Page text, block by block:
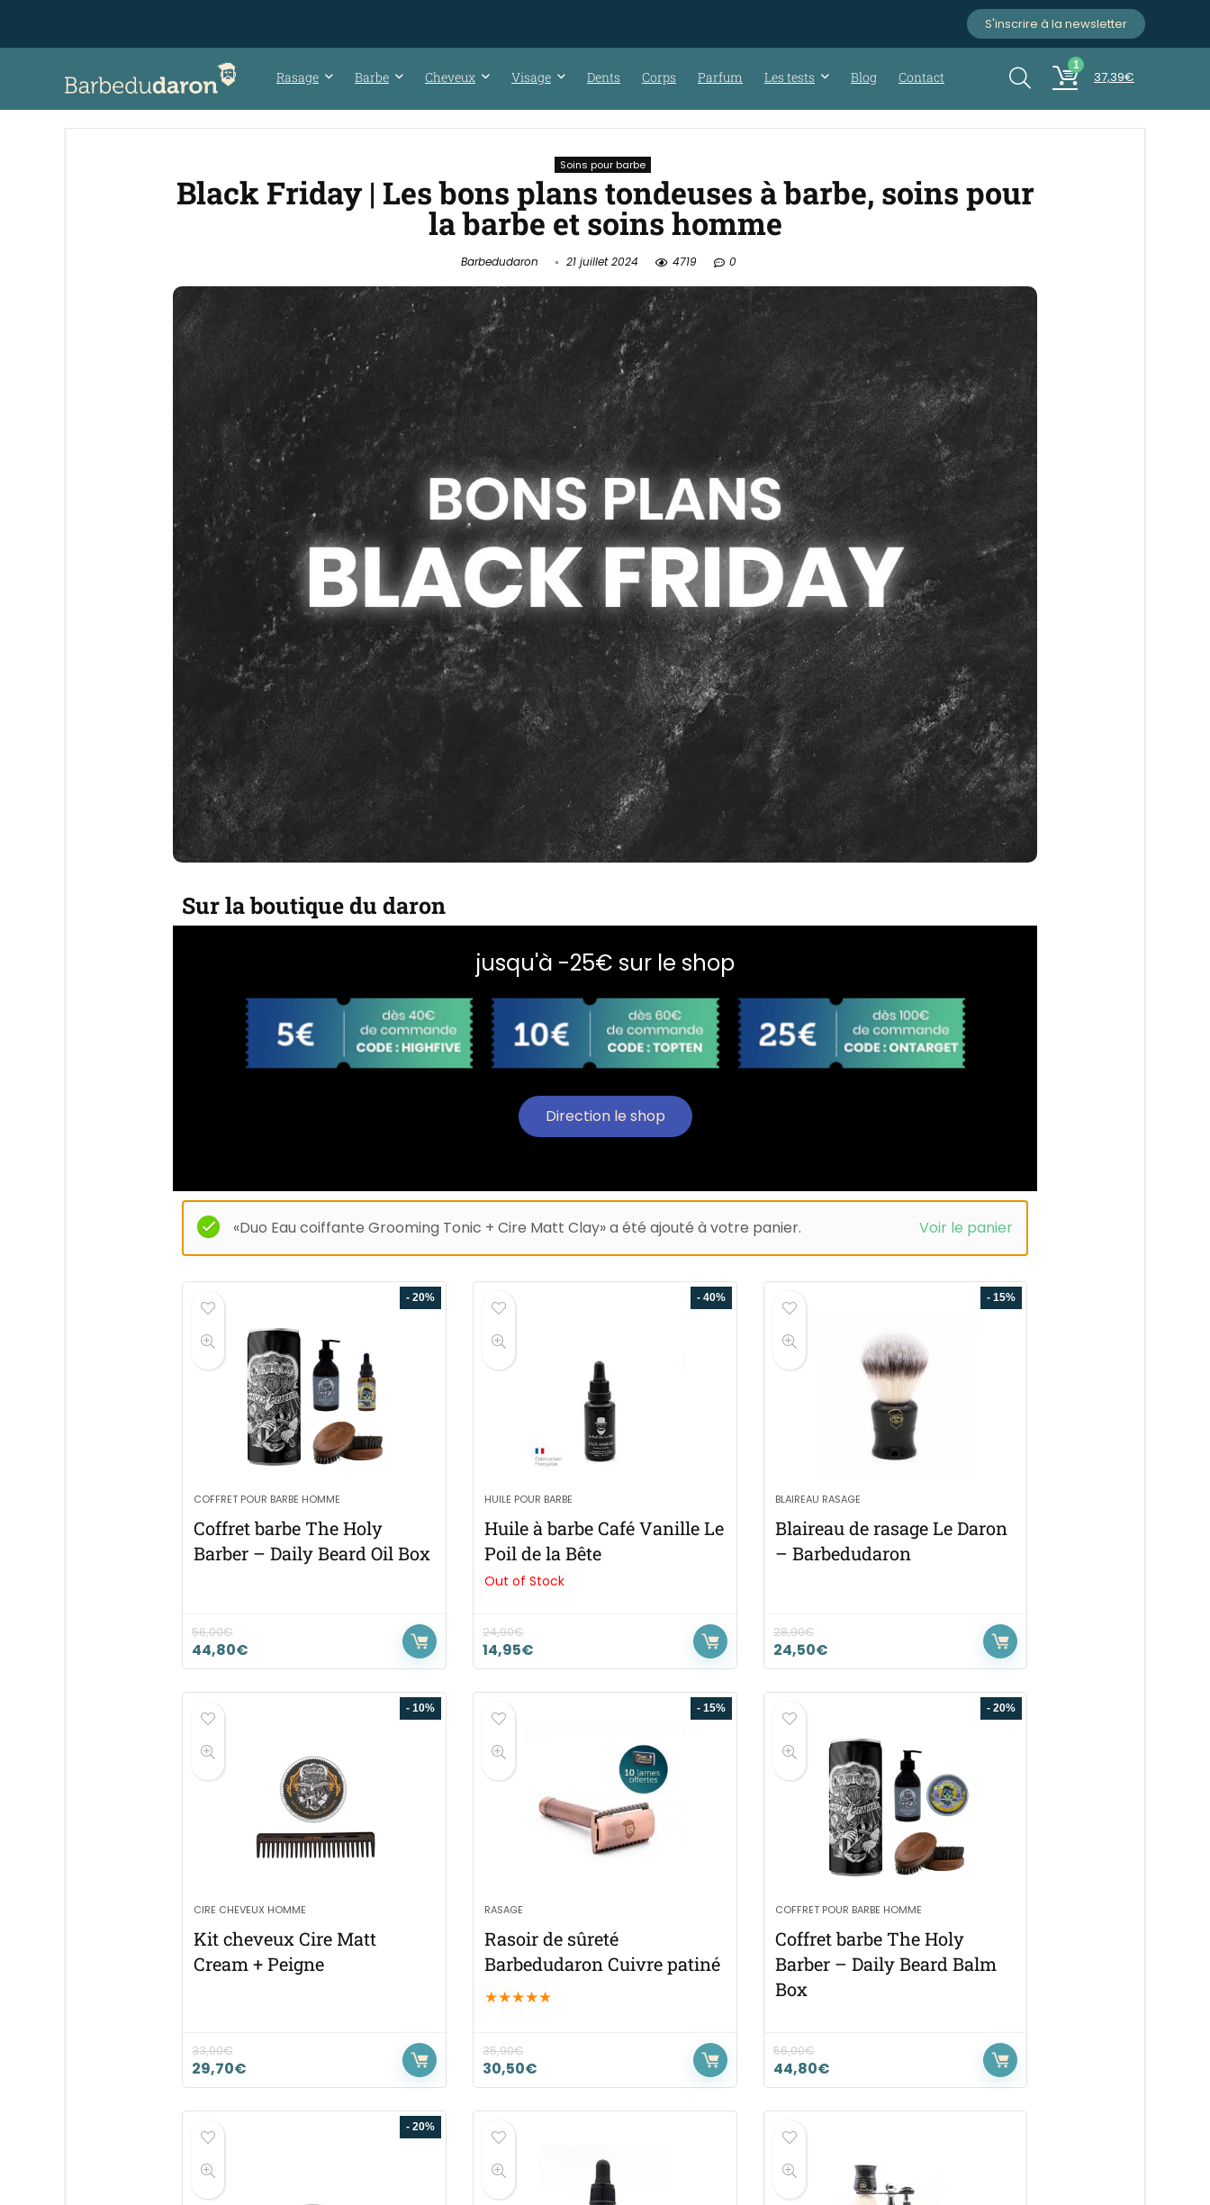
S'inscrire à la newsletter
Rasage Barbe Cheveux Visage Dents Corps Parfum Les tests Blog Contact
1
37,39€
Soins pour barbe
Black Friday | Les bons plans tondeuses à barbe, soins pour
la barbe et soins homme
Barbedudaron 21 juillet 2024 4719 0
Sur la boutique du daron
jusqu'à -25€ sur le shop
Direction le shop
«Duo Eau coiffante Grooming Tonic + Cire Matt Clay» a été ajouté à votre panier. Voir le panier
- 20%
COFFRET POUR BARBE HOMME
Coffret barbe The Holy
Barber – Daily Beard Oil Box
56,00€
44,80€
- 40%
HUILE POUR BARBE
Huile à barbe Café Vanille Le
Poil de la Bête
Out of Stock
24,90€
14,95€
- 15%
BLAIREAU RASAGE
Blaireau de rasage Le Daron
– Barbedudaron
28,90€
24,50€
- 10%
CIRE CHEVEUX HOMME
Kit cheveux Cire Matt
Cream + Peigne
33,00€
29,70€
- 15%
RASAGE
Rasoir de sûreté
Barbedudaron Cuivre patiné
★★★★★
35,90€
30,50€
- 20%
COFFRET POUR BARBE HOMME
Coffret barbe The Holy
Barber – Daily Beard Balm
Box
56,00€
44,80€
- 20%